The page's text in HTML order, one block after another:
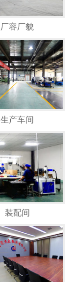
厂容厂貌
生产车间
装配间